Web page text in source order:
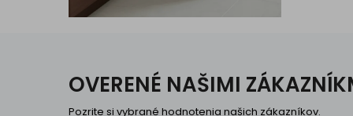
OVERENÉ NAŠIMI
Pozrite si vybrané hodnotenia našich zákazníkov.